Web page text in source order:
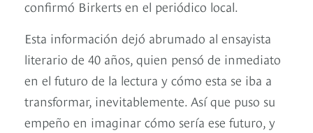
confirmó Birkerts en el periódico local.
Esta información dejó abrumado al ensayista
literario de 40 años, quien pensó de inmediato
en el futuro de la lectura y cómo esta se iba a
transformar, inevitablemente. Así que puso su
empeño en imaginar cómo sería ese futuro, y